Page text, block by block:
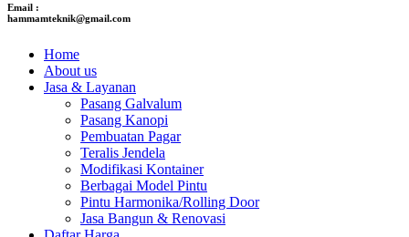
Email :
hammamteknik@gmail.com
Home
About us
Jasa & Layanan
Pasang Galvalum
Pasang Kanopi
Pembuatan Pagar
Teralis Jendela
Modifikasi Kontainer
Berbagai Model Pintu
Pintu Harmonika/Rolling Door
Jasa Bangun & Renovasi